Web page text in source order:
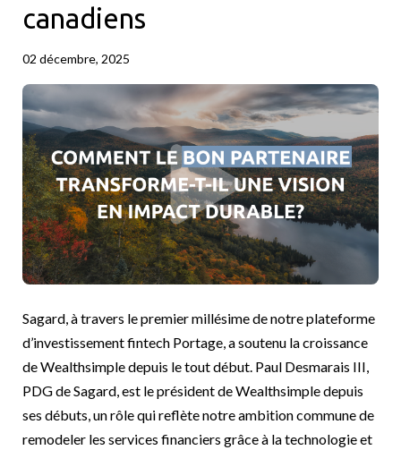
canadiens
02 décembre, 2025
Sagard, à travers le premier millésime de notre plateforme
d’investissement fintech Portage, a soutenu la croissance
de Wealthsimple depuis le tout début. Paul Desmarais III,
PDG de Sagard, est le président de Wealthsimple depuis
ses débuts, un rôle qui reflète notre ambition commune de
remodeler les services financiers grâce à la technologie et